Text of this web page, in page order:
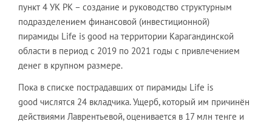
пункт 4 УК РК – создание и руководство структурным
подразделением финансовой (инвестиционной)
пирамиды Life is good на территории Карагандинской
области в период с 2019 по 2021 годы с привлечением
денег в крупном размере.
Пока в списке пострадавших от пирамиды Life is
good числятся 24 вкладчика. Ущерб, который им причинён
действиями Лаврентьевой, оценивается в 17 млн тенге и